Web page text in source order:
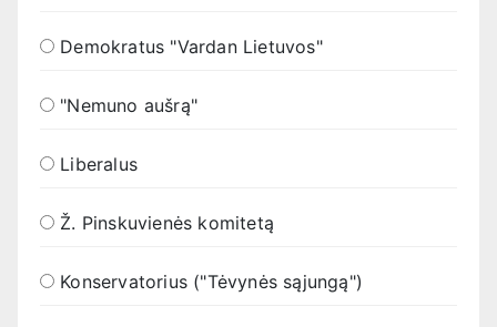
Demokratus "Vardan Lietuvos"
"Nemuno aušrą"
Liberalus
Ž. Pinskuvienės komitetą
Konservatorius ("Tėvynės sąjungą")